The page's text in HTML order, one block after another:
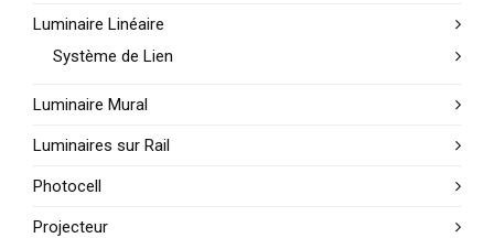
Luminaire Linéaire
Système de Lien
Luminaire Mural
Luminaires sur Rail
Photocell
Projecteur